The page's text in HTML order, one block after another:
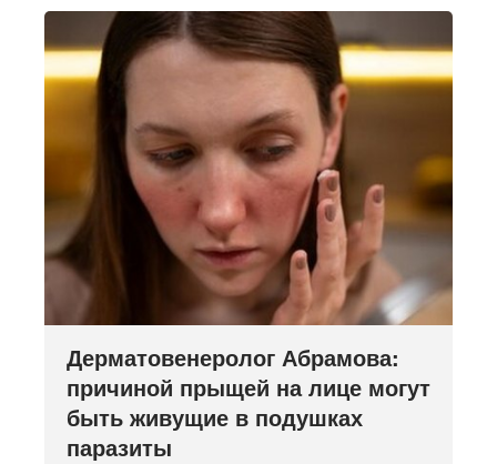
Дерматовенеролог Абрамова:
причиной прыщей на лице могут
быть живущие в подушках
паразиты